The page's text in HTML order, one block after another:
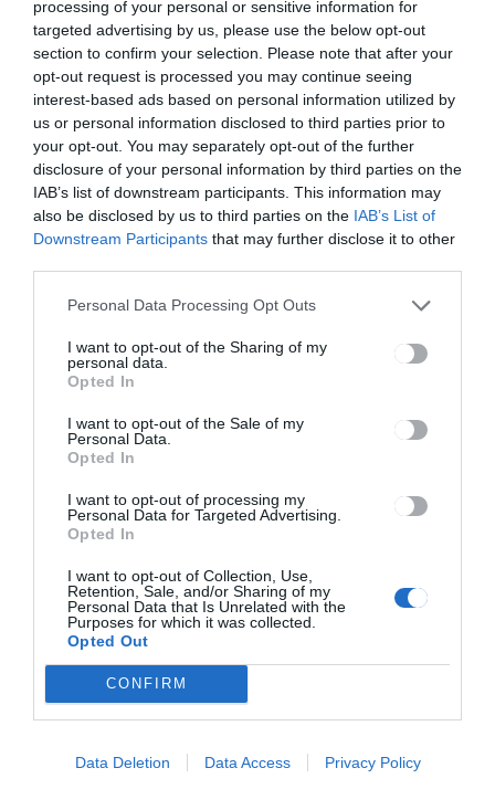
processing of your personal or sensitive information for
targeted advertising by us, please use the below opt-out
section to confirm your selection. Please note that after your
opt-out request is processed you may continue seeing
interest-based ads based on personal information utilized by
us or personal information disclosed to third parties prior to
your opt-out. You may separately opt-out of the further
disclosure of your personal information by third parties on the
IAB’s list of downstream participants. This information may
also be disclosed by us to third parties on the IAB’s List of
Downstream Participants that may further disclose it to other
Personal Data Processing Opt Outs
I want to opt-out of the Sharing of my
personal data.
Opted In
I want to opt-out of the Sale of my
Personal Data.
Opted In
I want to opt-out of processing my
Personal Data for Targeted Advertising.
Opted In
I want to opt-out of Collection, Use,
Retention, Sale, and/or Sharing of my
Personal Data that Is Unrelated with the
Purposes for which it was collected.
Opted Out
CONFIRM
Data Deletion Data Access Privacy Policy
Bejegyzés
navigáció
ELŐZŐ
BEJEGYZÉS
Zajlanak a
munkálatok
KÖVETKEZŐ
BEJEGYZÉS
Veszélyes a
közösségi
média a
gyerekekre
Ez is érdekelheti
várhatóan a koronavírus-
járvány negyedik hulláma
Háromszéket, mint az ország
más térségeit
Az orosz és az ukrán
tárgyalódelegáció talált olyan
pontokat, amelyekben